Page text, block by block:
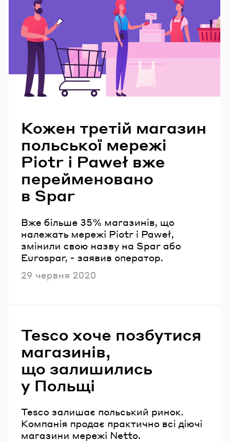
Кожен третій магазин
польської мережі
Piotr i Paweł вже
перейменовано
в Spar
Вже більше 35% магазинів, що
належать мережі Piotr i Paweł,
змінили свою назву на Spar або
Eurospar, - заявив оператор.
Опубліковано
29 червня 2020
Tesco хоче позбутися
магазинів,
що залишились
у Польщі
Tesco залишає польський ринок.
Компанія продає практично всі діючі
магазини мережі Netto.